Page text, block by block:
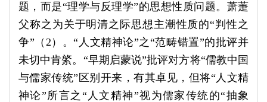
题，而是“理学与反理学”的思想性质问题。萧萐
父称之为关于明清之际思想主潮性质的“判性之
争”（2）。“人文精神论”之“范畴错置”的批评并
未切中肯綮。“早期启蒙说”批评对方将“儒教中国
与儒家传统”区别开来，有其卓见，但将“人文精
神论”所言之“人文精神”视为儒家传统的“抽象